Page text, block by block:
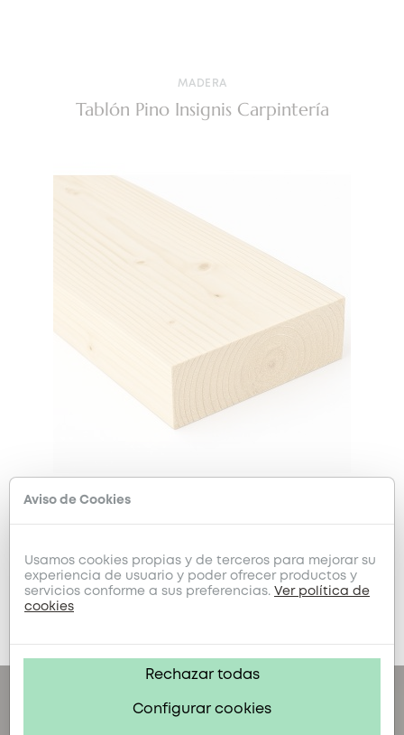
Aviso de Cookies
Usamos cookies propias y de terceros para mejorar su
experiencia de usuario y poder ofrecer productos y
servicios conforme a sus preferencias. Ver política de
cookies
Rechazar todas
Configurar cookies
MADERA
Tablón Pino Insignis Carpintería
MADERA
Tablón Pino Suecia